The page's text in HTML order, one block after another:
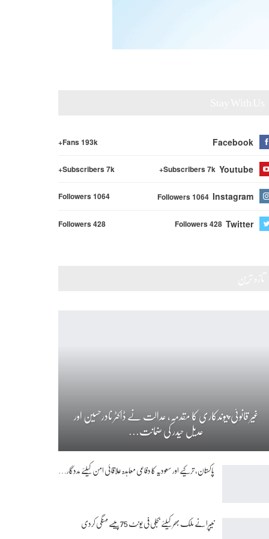
Facebook
Fans 193k+
Youtube
Subscribers 7k+
Subscribers 7k+
Instagram
Followers 1064
Followers 1064
Twitter
Followers 428
Followers 428
غیر قانونی پیوندکاری کا مقدمہ، عدالت نے ڈاکٹر نادرحسین اور
عدیل حیدر کی ضمانت…
پاکستان، ترکیے اور سعودیہ کا دفاعی معاہدہ علاقائی امن کیلئے مددگار…
نیپرا نے ملک بھر کیلئے بجلی فی یونٹ 75 پیسے مہنگی کردی